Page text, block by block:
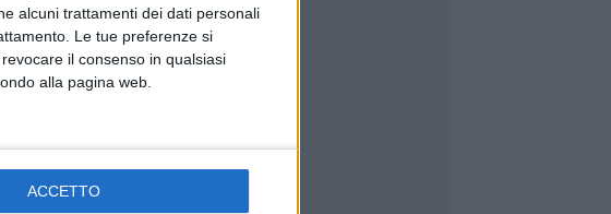
alcuni trattamenti dei dati personali
Le tue preferenze si
il consenso in qualsiasi
alla pagina web.
ACCETTO
e
euro e